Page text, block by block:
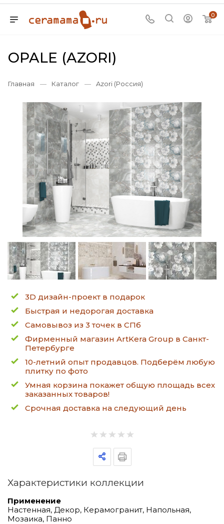
0
OPALE (AZORI)
Главная — Каталог — Azori (Россия)
3D дизайн-проект в подарок
Быстрая и недорогая доставка
Самовывоз из 3 точек в СПб
Фирменный магазин ArtKera Group в Санкт-
Петербурге
10-летний опыт продавцов. Подберём любую
плитку по фото
Умная корзина покажет общую площадь всех
заказанных товаров!
Срочная доставка на следующий день
Характеристики коллекции
Применение
Настенная, Декор, Керамогранит, Напольная,
Мозаика, Панно